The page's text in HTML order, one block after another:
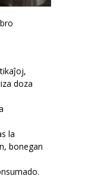
doza
la
bonegan